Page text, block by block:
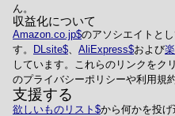
ん。
収益化について
Amazon.co.jp のアソシエイトと
す。
DLsite 、 AliExpress および
しています。これらのリンクをク
のプライバシーポリシーや利用規
支援する
欲しいものリスト
から何かを投げ